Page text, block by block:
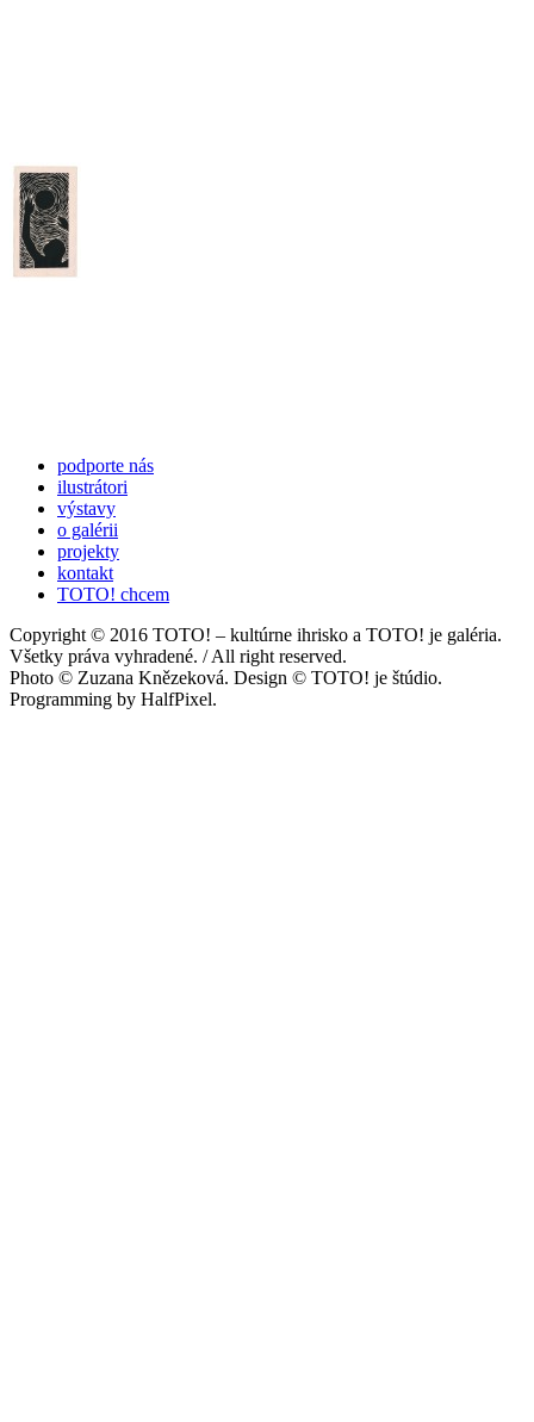
podporte nás
ilustrátori
výstavy
o galérii
projekty
kontakt
TOTO! chcem
Copyright © 2016 TOTO! – kultúrne ihrisko a TOTO! je galéria.
Všetky práva vyhradené. / All right reserved.
Photo © Zuzana Knězeková. Design © TOTO! je štúdio.
Programming by HalfPixel.